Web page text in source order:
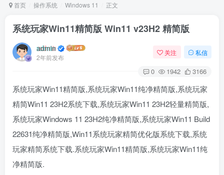
首页 操作系统 Windows 11 正文
系统玩家Win11精简版 Win11 v23H2 精简版
admin
2年前发布
关注 私信
0 1942 3166
系统玩家Win11精简版,系统玩家Win11纯净精简版,系统玩家
精简Win11 23H2系统下载,系统玩家Win11 23H2轻量精简版,
系统玩家Windows 11 23H2纯净精简版,系统玩家Win11 Build
22631纯净精简版,Win11系统玩家精简优化版系统下载,系统
玩家精简系统下载.系统玩家Win11精简版,系统玩家Win11纯
净精简版.